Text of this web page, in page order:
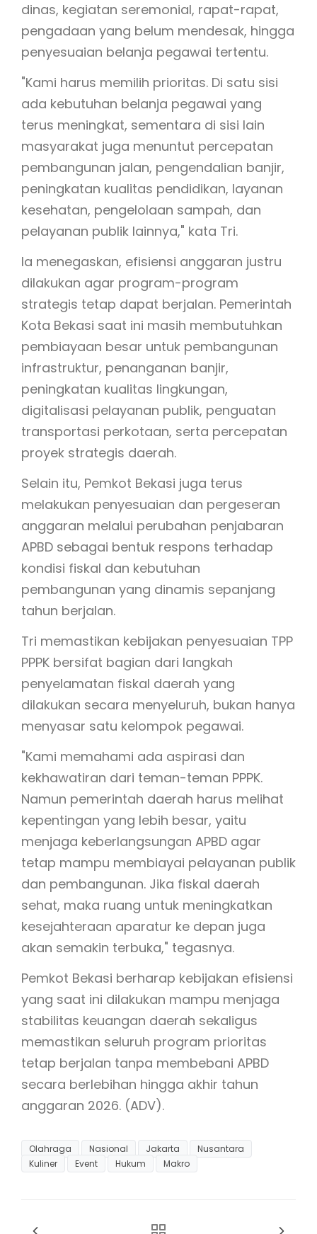
dinas, kegiatan seremonial, rapat-rapat,
pengadaan yang belum mendesak, hingga
penyesuaian belanja pegawai tertentu.
"Kami harus memilih prioritas. Di satu sisi
ada kebutuhan belanja pegawai yang
terus meningkat, sementara di sisi lain
masyarakat juga menuntut percepatan
pembangunan jalan, pengendalian banjir,
peningkatan kualitas pendidikan, layanan
kesehatan, pengelolaan sampah, dan
pelayanan publik lainnya," kata Tri.
Ia menegaskan, efisiensi anggaran justru
dilakukan agar program-program
strategis tetap dapat berjalan. Pemerintah
Kota Bekasi saat ini masih membutuhkan
pembiayaan besar untuk pembangunan
infrastruktur, penanganan banjir,
peningkatan kualitas lingkungan,
digitalisasi pelayanan publik, penguatan
transportasi perkotaan, serta percepatan
proyek strategis daerah.
Selain itu, Pemkot Bekasi juga terus
melakukan penyesuaian dan pergeseran
anggaran melalui perubahan penjabaran
APBD sebagai bentuk respons terhadap
kondisi fiskal dan kebutuhan
pembangunan yang dinamis sepanjang
tahun berjalan.
Tri memastikan kebijakan penyesuaian TPP
PPPK bersifat bagian dari langkah
penyelamatan fiskal daerah yang
dilakukan secara menyeluruh, bukan hanya
menyasar satu kelompok pegawai.
"Kami memahami ada aspirasi dan
kekhawatiran dari teman-teman PPPK.
Namun pemerintah daerah harus melihat
kepentingan yang lebih besar, yaitu
menjaga keberlangsungan APBD agar
tetap mampu membiayai pelayanan publik
dan pembangunan. Jika fiskal daerah
sehat, maka ruang untuk meningkatkan
kesejahteraan aparatur ke depan juga
akan semakin terbuka," tegasnya.
Pemkot Bekasi berharap kebijakan efisiensi
yang saat ini dilakukan mampu menjaga
stabilitas keuangan daerah sekaligus
memastikan seluruh program prioritas
tetap berjalan tanpa membebani APBD
secara berlebihan hingga akhir tahun
anggaran 2026. (ADV).
Olahraga Nasional Jakarta
Nusantara
Kuliner
Event Hukum Makro